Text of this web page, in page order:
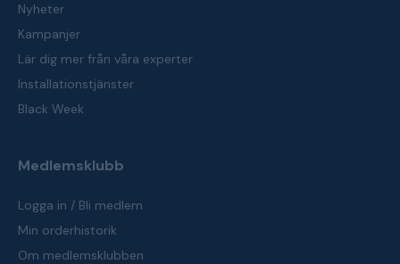
Nyheter
Kampanjer
Lär dig mer från våra experter
Installationstjänster
Black Week
Medlemsklubb
Logga in / Bli medlem
Min orderhistorik
Om medlemsklubben